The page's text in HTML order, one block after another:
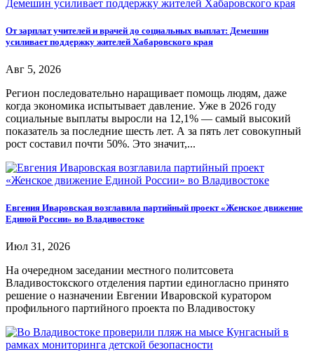
От зарплат учителей и врачей до социальных выплат: Демешин
усиливает поддержку жителей Хабаровского края
Авг 5, 2026
Регион последовательно наращивает помощь людям, даже
когда экономика испытывает давление. Уже в 2026 году
социальные выплаты выросли на 12,1% — самый высокий
показатель за последние шесть лет. А за пять лет совокупный
рост составил почти 50%. Это значит,...
Евгения Иваровская возглавила партийный проект «Женское движение
Единой России» во Владивостоке
Июл 31, 2026
На очередном заседании местного политсовета
Владивостокского отделения партии единогласно принято
решение о назначении Евгении Иваровской куратором
профильного партийного проекта по Владивостоку